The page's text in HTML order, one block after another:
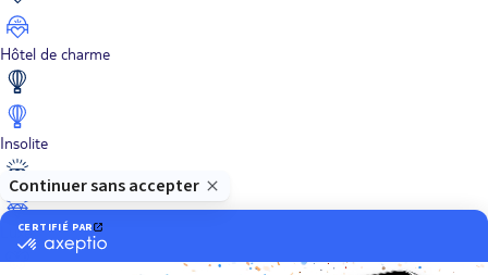
Hôtel de charme
Insolite
Luxe